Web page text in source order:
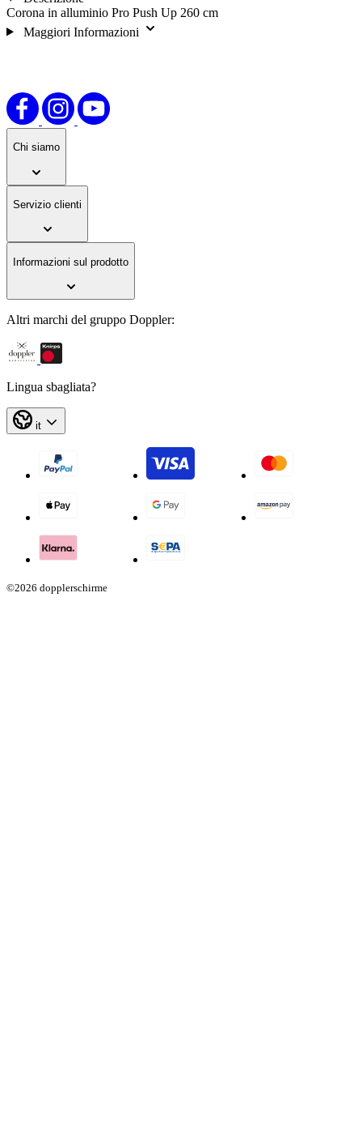
Corona in alluminio Pro Push Up 260 cm
Maggiori Informazioni
Chi siamo
Servizio clienti
Informazioni sul prodotto
Altri marchi del gruppo Doppler:
Lingua sbagliata?
it
©2026 dopplerschirme